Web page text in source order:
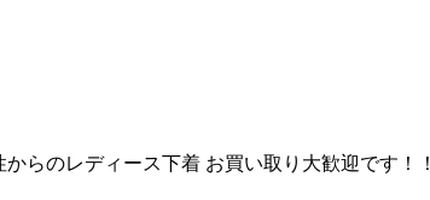
からのレディース下着 お買い取り大歓迎です！！